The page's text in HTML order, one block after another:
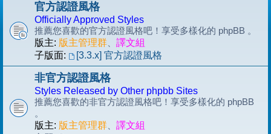
官方認證風格
Officially Approved Styles
推薦您喜歡的官方認證風格吧！享受多樣化的 phpBB 。
版主: 版主管理群
譯文組
子版面:
[3.3.x] 官方認證風格
非官方認證風格
Styles Released by Other phpbb Sites
推薦您喜歡的非官方認證風格吧！享受多樣化的 phpBB
。
版主: 版主管理群
譯文組